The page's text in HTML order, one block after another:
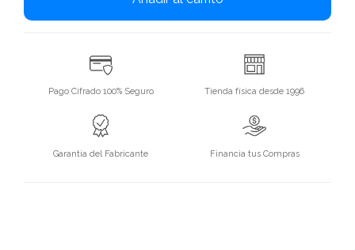
Pago Cifrado 100% Seguro Tienda física desde 1996
Garantía del Fabricante Financia tus Compras